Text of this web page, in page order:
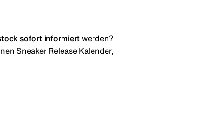
sofort informiert werden?
Sneaker Release Kalender,